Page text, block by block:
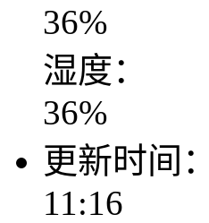
36%
湿度：
36%
更新时间：
11:16